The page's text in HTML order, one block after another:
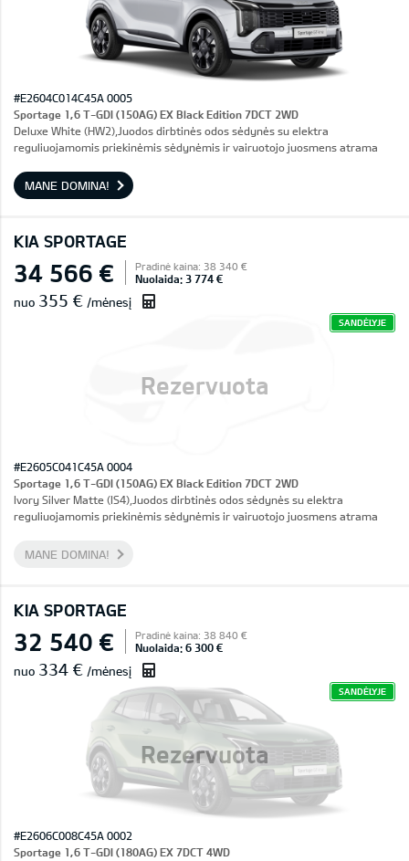
#E2604C014C45A 0005
Sportage 1,6 T-GDI (150AG) EX Black Edition 7DCT 2WD
Deluxe White (HW2),Juodos dirbtinės odos sėdynės su elektra
reguliuojamomis priekinėmis sėdynėmis ir vairuotojo juosmens atrama
MANE DOMINA!
KIA SPORTAGE
Rezervuota
34 566 € Pradinė kaina: 38 340 €
Nuolaida: 3 774 €
nuo 355 € /mėnesį
SANDĖLYJE
#E2605C041C45A 0004
Sportage 1,6 T-GDI (150AG) EX Black Edition 7DCT 2WD
Ivory Silver Matte (IS4),Juodos dirbtinės odos sėdynės su elektra
reguliuojamomis priekinėmis sėdynėmis ir vairuotojo juosmens atrama
MANE DOMINA!
KIA SPORTAGE
Rezervuota
32 540 € Pradinė kaina: 38 840 €
Nuolaida: 6 300 €
nuo 334 € /mėnesį
SANDĖLYJE
#E2606C008C45A 0002
Sportage 1,6 T-GDI (180AG) EX 7DCT 4WD